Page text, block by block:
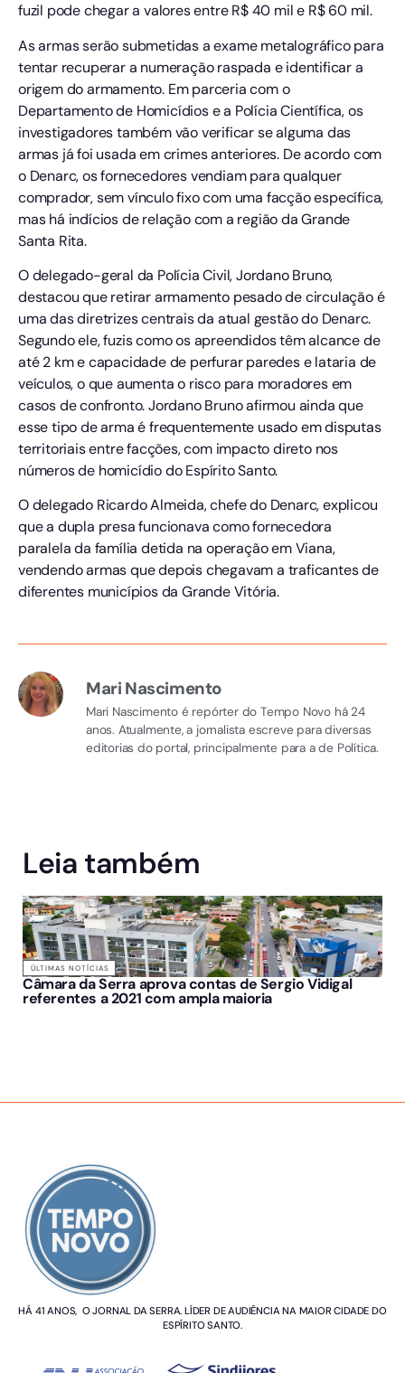
fuzil pode chegar a valores entre R$ 40 mil e R$ 60 mil.
As armas serão submetidas a exame metalográfico para
tentar recuperar a numeração raspada e identificar a
origem do armamento. Em parceria com o
Departamento de Homicídios e a Polícia Científica, os
investigadores também vão verificar se alguma das
armas já foi usada em crimes anteriores. De acordo com
o Denarc, os fornecedores vendiam para qualquer
comprador, sem vínculo fixo com uma facção específica,
mas há indícios de relação com a região da Grande
Santa Rita.
O delegado-geral da Polícia Civil, Jordano Bruno,
destacou que retirar armamento pesado de circulação é
uma das diretrizes centrais da atual gestão do Denarc.
Segundo ele, fuzis como os apreendidos têm alcance de
até 2 km e capacidade de perfurar paredes e lataria de
veículos, o que aumenta o risco para moradores em
casos de confronto. Jordano Bruno afirmou ainda que
esse tipo de arma é frequentemente usado em disputas
territoriais entre facções, com impacto direto nos
números de homicídio do Espírito Santo.
O delegado Ricardo Almeida, chefe do Denarc, explicou
que a dupla presa funcionava como fornecedora
paralela da família detida na operação em Viana,
vendendo armas que depois chegavam a traficantes de
diferentes municípios da Grande Vitória.
Mari Nascimento
Mari Nascimento é repórter do Tempo Novo há 24
anos. Atualmente, a jornalista escreve para diversas
editorias do portal, principalmente para a de Política.
Leia também
ÚLTIMAS NOTÍCIAS
Câmara da Serra aprova contas de Sergio Vidigal
referentes a 2021 com ampla maioria
HÁ 41 ANOS, O JORNAL DA SERRA. LÍDER DE AUDIÊNCIA NA MAIOR CIDADE DO
ESPÍRITO SANTO.